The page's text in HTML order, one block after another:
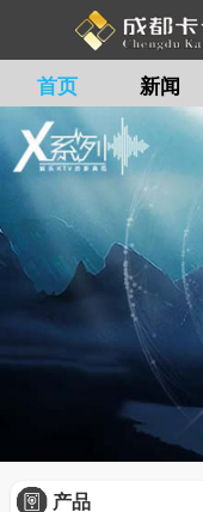
首页 新闻
留言
产品